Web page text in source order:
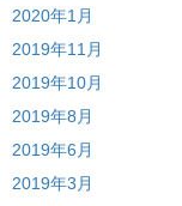
2020年1月
2019年11月
2019年10月
2019年8月
2019年6月
2019年3月